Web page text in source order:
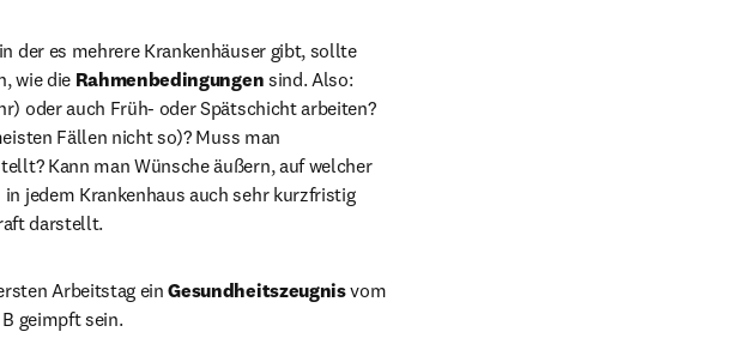
der es mehrere Krankenhäuser gibt, sollte
wie die Rahmenbedingungen sind. Also:
oder auch Früh- oder Spätschicht arbeiten?
Fällen nicht so)? Muss man
Kann man Wünsche äußern, auf welcher
jedem Krankenhaus auch sehr kurzfristig
darstellt.
Arbeitstag ein Gesundheitszeugnis vom
geimpft sein.